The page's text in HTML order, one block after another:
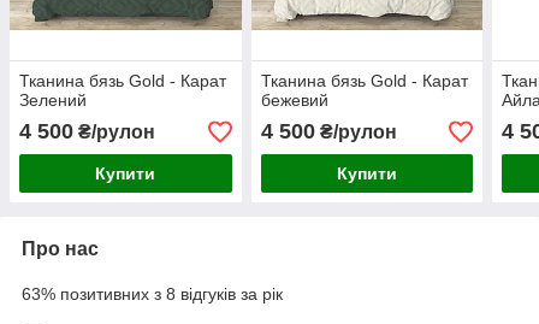
Тканина бязь Gold - Карат
Зелений
4 500 ₴/рулон
Купити
Тканина бязь Gold - Карат
бежевий
4 500₴/рулон
Купити
4
Про нас
63% позитивних з 8 відгуків за рік